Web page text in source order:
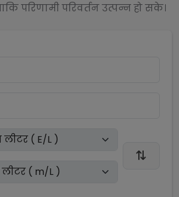
परिणामी परिवर्तन उत्पन्न हो सके।